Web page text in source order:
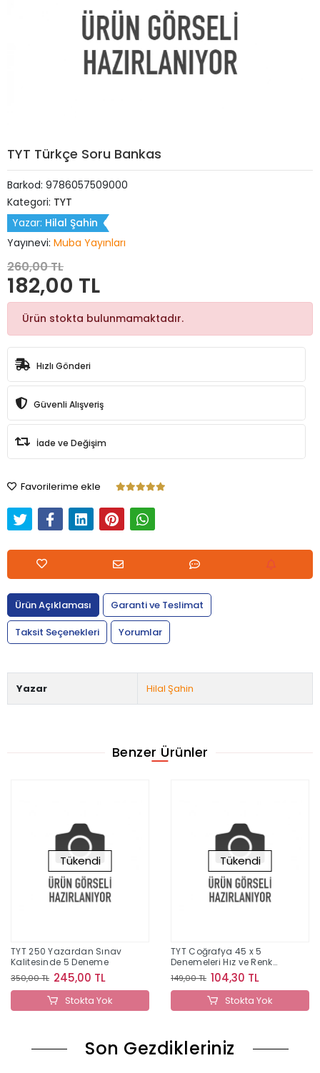
TYT Türkçe Soru Bankas
Barkod: 9786057509000
Kategori: TYT
Yazar: Hilal Şahin
Yayınevi: Muba Yayınları
260,00 TL
182,00 TL
Ürün stokta bulunmamaktadır.
Hızlı Gönderi
Güvenli Alışveriş
İade ve Değişim
Favorilerime ekle
Ürün Açıklaması
Garanti ve Teslimat
Taksit Seçenekleri
Yorumlar
Yazar Hilal Şahin
Benzer Ürünler
Tükendi
TYT 250 Yazardan Sınav
Kalitesinde 5 Deneme
350,00 TL 245,00 TL
Stokta Yok
Tükendi
TYT Coğrafya 45 x 5
Denemeleri Hız ve Renk
Yayınları
149,00 TL 104,30 TL
Stokta Yok
Son Gezdikleriniz